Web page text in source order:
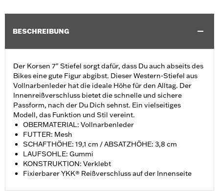
BESCHREIBUNG
Der Korsen 7" Stiefel sorgt dafür, dass Du auch abseits des
Bikes eine gute Figur abgibst. Dieser Western-Stiefel aus
Vollnarbenleder hat die ideale Höhe für den Alltag. Der
Innenreißverschluss bietet die schnelle und sichere
Passform, nach der Du Dich sehnst. Ein vielseitiges
Modell, das Funktion und Stil vereint.
OBERMATERIAL: Vollnarbenleder
FUTTER: Mesh
SCHAFTHÖHE: 19,1 cm / ABSATZHÖHE: 3,8 cm
LAUFSOHLE: Gummi
KONSTRUKTION: Verklebt
Fixierbarer YKK® Reißverschluss auf der Innenseite